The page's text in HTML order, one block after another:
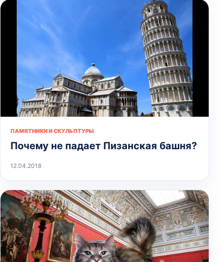
ПАМЯТНИКИ И СКУЛЬПТУРЫ
Почему не падает Пизанская башня?
12.04.2018